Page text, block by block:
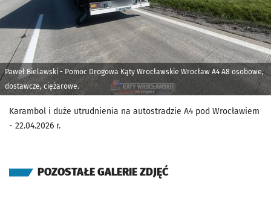
Paweł Bielawski - Pomoc Drogowa Kąty Wrocławskie Wrocław A4 A8 osobowe,
dostawcze, ciężarowe.
Karambol i duże utrudnienia na autostradzie A4 pod Wrocławiem
- 22.04.2026 r.
POZOSTAŁE GALERIE ZDJĘĆ